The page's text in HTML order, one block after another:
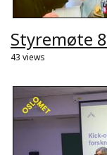
Styremøte
43 views